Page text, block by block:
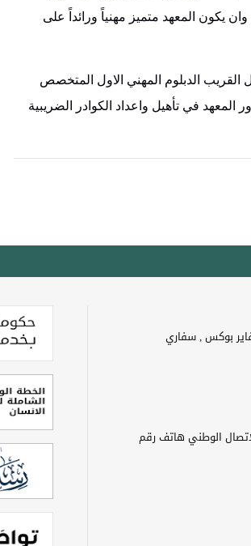
يكون المعهد متميز ‏مهنياً ورائداً على
القريب الدبلوم المهني الاول المتخصص
في تأهيل واعداد ‏الكوادر الضريبية
الوطني هاتف رقم